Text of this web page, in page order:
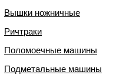
Вышки ножничные
Ричтраки
Поломоечные машины
Подметальные машины